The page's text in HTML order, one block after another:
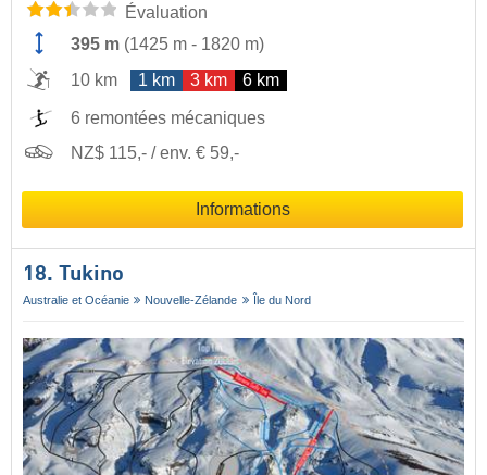
Évaluation
395 m (1425 m - 1820 m)
10 km
1 km 3 km 6 km
6 remontées mécaniques
NZ$ 115,- / env. € 59,-
Informations
18. Tukino
Australie et Océanie Nouvelle-Zélande Île du Nord